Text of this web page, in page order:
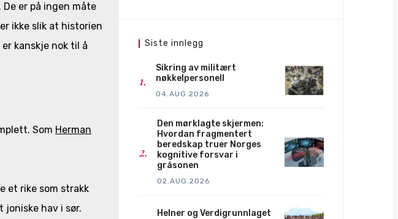
er på ingen måte
ikke slik at historien
kanskje nok til å
Som Herman
et rike som strakk
hav i sør.
Siste innlegg
Sikring av militært
nøkkelpersonell
04.AUG.2026
Den mørklagte skjermen:
Hvordan fragmentert
beredskap truer Norges
kognitive forsvar i
gråsonen
02.AUG.2026
Helner og Verdigrunnlaget